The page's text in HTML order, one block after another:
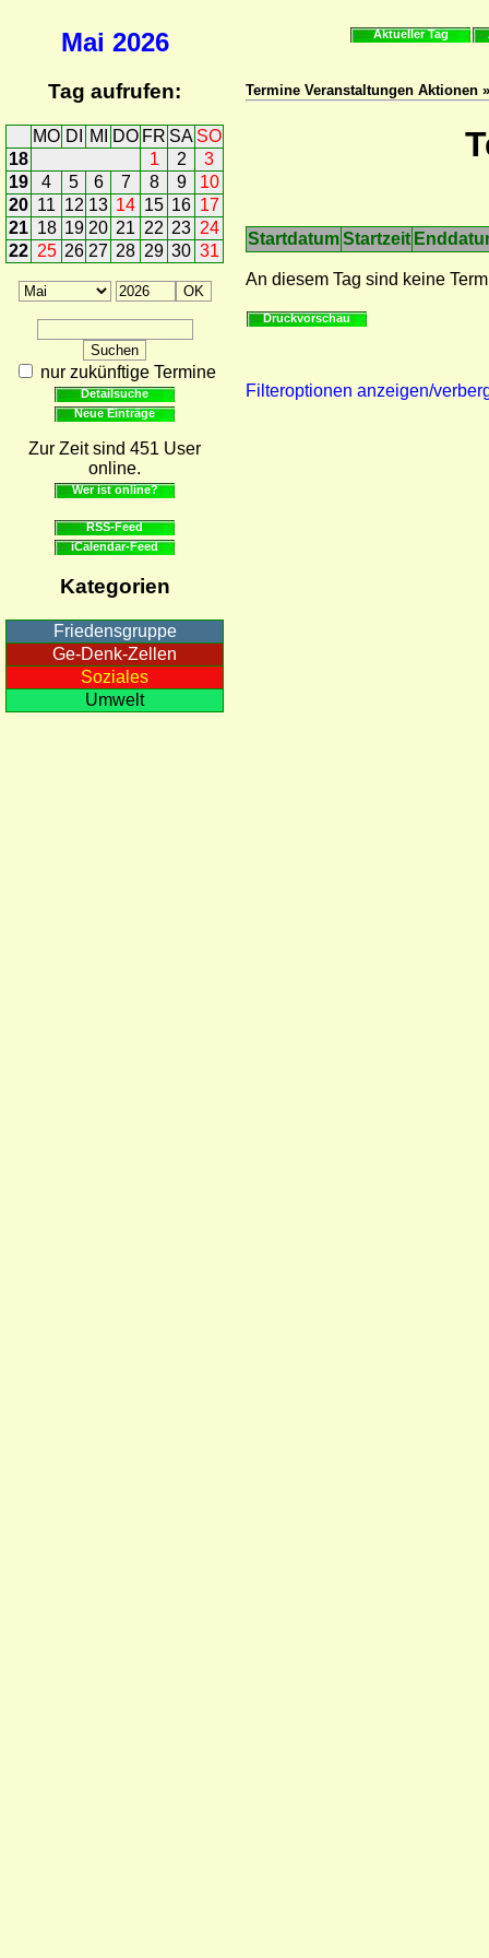
Mai 2026
Tag aufrufen:
MO DI MI DO FR SA SO
18
1 2
3
19
4 5 6 7 8 9
10
20 11 12 13 14 15 16 17
21 18 19 20 21 22 23 24
22 25 26 27 28 29 30 31
nur zukünftige Termine
Detailsuche
Neue Einträge
Zur Zeit sind 451 User
online.
Wer ist online?
RSS-Feed
iCalendar-Feed
Kategorien
Friedensgruppe
Ge-Denk-Zellen
Soziales
Umwelt
Aktueller Tag
Termine Veranstaltungen Aktionen
StartdatumStartzeit
An diesem Tag sind keine
Druckvorschau
Filteroptionen anzeigen/